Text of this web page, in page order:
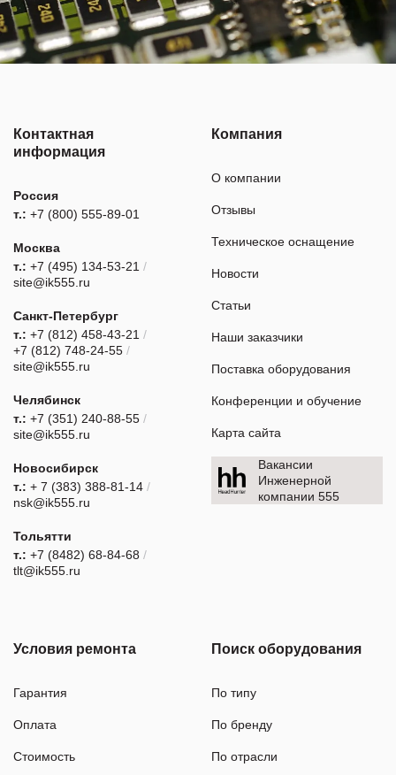
Контактная
информация
Россия
т.: +7 (800) 555-89-01
Москва
т.: +7 (495) 134-53-21 /
site@ik555.ru
Санкт-Петербург
т.: +7 (812) 458-43-21 /
+7 (812) 748-24-55 /
site@ik555.ru
Челябинск
т.: +7 (351) 240-88-55 /
site@ik555.ru
Новосибирск
т.: + 7 (383) 388-81-14 /
nsk@ik555.ru
Тольятти
т.: +7 (8482) 68-84-68 /
tlt@ik555.ru
Компания
О компании
Отзывы
Техническое оснащение
Новости
Статьи
Наши заказчики
Поставка оборудования
Конференции и обучение
Карта сайта
Вакансии
Инженерной
компании 555
Условия ремонта
Гарантия
Оплата
Стоимость
Поиск оборудования
По типу
По бренду
По отрасли